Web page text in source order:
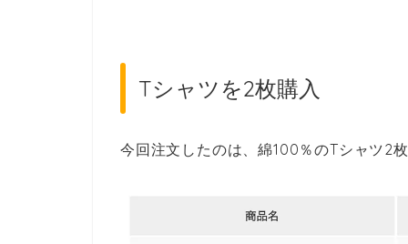
Tシャツを2枚購入
今回注文したのは、綿100％のTシャツ2